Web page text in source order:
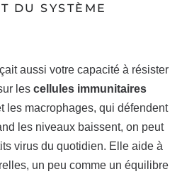
DU SYSTÈME
aussi votre capacité à résister
les cellules immunitaires
les macrophages, qui défendent
les niveaux baissent, on peut
virus du quotidien. Elle aide à
un peu comme un équilibre